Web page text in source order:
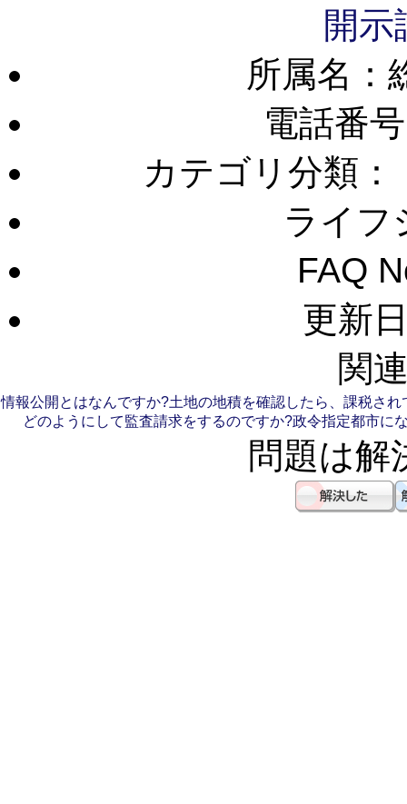
開示
所属名：
電話番
カテゴリ分類
ライフ
FAQ
更新
関
情報公開とはなんですか?土地の地積を確認したら、課税さ
どのようにして監査請求をするのですか?政令指定都市に
問題は解